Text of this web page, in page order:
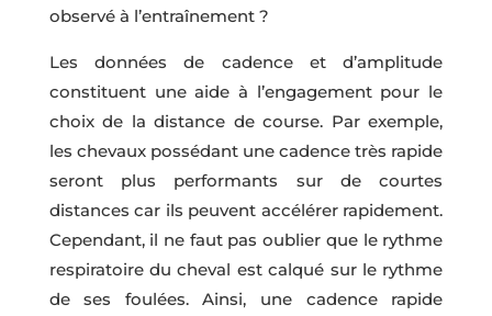
observé à l’entraînement ?
Les données de cadence et d’amplitude
constituent une aide à l’engagement pour le
choix de la distance de course. Par exemple,
les chevaux possédant une cadence très rapide
seront plus performants sur de courtes
distances car ils peuvent accélérer rapidement.
Cependant, il ne faut pas oublier que le rythme
respiratoire du cheval est calqué sur le rythme
de ses foulées. Ainsi, une cadence rapide